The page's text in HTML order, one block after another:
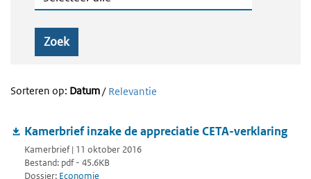
Zoek
Sorteren op: Datum/ Relevantie
Kamerbrief inzake de appreciatie CETA-verklaring
Kamerbrief | 11 oktober 2016
Bestand: pdf - 45.6KB
Dossier: Economie